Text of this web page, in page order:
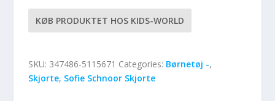
KØB PRODUKTET HOS KIDS-WORLD
SKU: 347486-5115671 Categories: Børnetøj -,
Skjorte, Sofie Schnoor Skjorte